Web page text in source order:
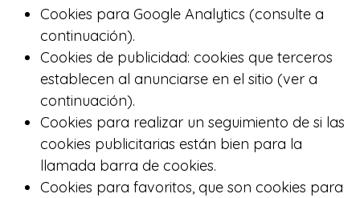
Cookies para Google Analytics (consulte a
continuación).
Cookies de publicidad: cookies que terceros
establecen al anunciarse en el sitio (ver a
continuación).
Cookies para realizar un seguimiento de si las
cookies publicitarias están bien para la
llamada barra de cookies.
Cookies para favoritos, que son cookies para